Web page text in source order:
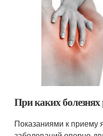
При каких
Показаниями к приему